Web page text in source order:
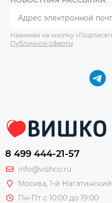
Нажимая на кнопку
Публичной оферты
8 499 444-21-57
info@vishco.ru
Москва, 1-й
Пн-Пт с 10:00 до 19:00